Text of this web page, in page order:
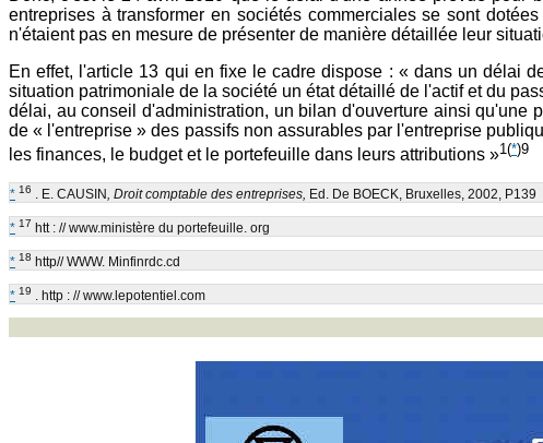
entreprises à transformer en sociétés commerciales se sont
n'étaient pas en mesure de présenter de manière détaillée leur
En effet, l'article 13 qui en fixe le cadre dispose : « dans un délai
situation patrimoniale de la société un état détaillé de l'actif et du
délai, au conseil d'administration, un bilan d'ouverture ainsi qu'une
de « l'entreprise » des passifs non assurables par l'entreprise
les finances, le budget et le portefeuille dans leurs attributions »1 (*)9
* 16 . E. CAUSIN, Droit comptable des entreprises, Ed. De BOECK, Bruxelles, 2002, P139
* 17 htt : // www.ministère du portefeuille. org
* 18 http// WWW. Minfinrdc.cd
* 19 . http : // www.lepotentiel.com